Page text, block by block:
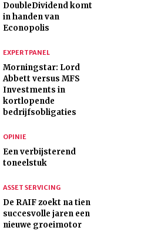
DoubleDividend komt
in handen van
Econopolis
EXPERTPANEL
Morningstar: Lord
Abbett versus MFS
Investments in
kortlopende
bedrijfsobligaties
OPINIE
Een verbijsterend
toneelstuk
ASSET SERVICING
De RAIF zoekt na tien
succesvolle jaren een
nieuwe groeimotor